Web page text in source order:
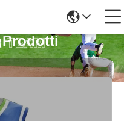
Prodotti